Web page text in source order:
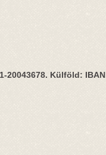
20043678. Külföld: